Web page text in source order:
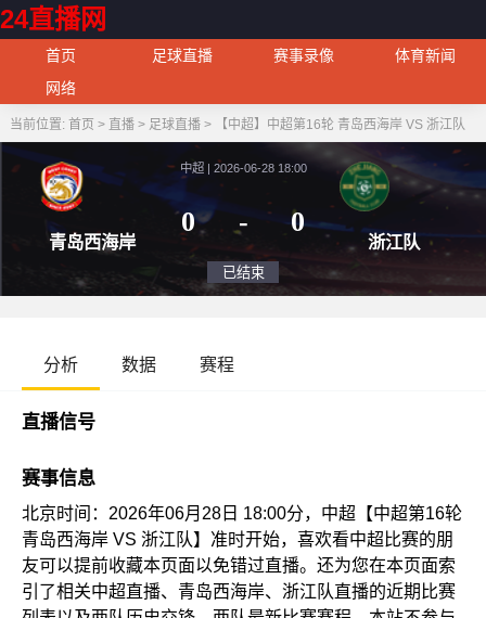
24直播网
首页 足球直播 赛事录像
体育新闻
网络
当前位置: 首页 > 直播> 足球直播> 【中超】中超第16轮 青岛西海岸 VS 浙江队
青岛西海岸
中超 | 2026-06-28 18:00
0
浙
分析 数据 赛程
直播信号
赛事信息
北京时间：2026年06月28日 18:00分，中超【中超第16轮
青岛西海岸 VS 浙江队】准时开始，喜欢看中超比赛的朋
友可以提前收藏本页面以免错过直播。还为您在本页面索
引了相关中超直播、青岛西海岸、浙江队直播的近期比赛